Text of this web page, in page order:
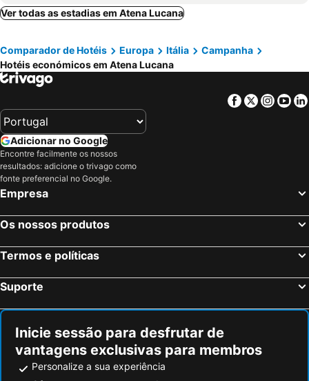
Ver todas as estadias em Atena Lucana
Comparador de Hotéis Europa Itália
Campanha
Hotéis económicos em Atena Lucana
Facebook
Twitter
Adicionar no Google
Encontre facilmente os nossos
resultados: adicione o trivago como
fonte preferencial no Google.
Empresa
Os nossos produtos
Termos e políticas
Suporte
Inicie sessão para desfrutar de
vantagens exclusivas para membros
Personalize a sua experiência